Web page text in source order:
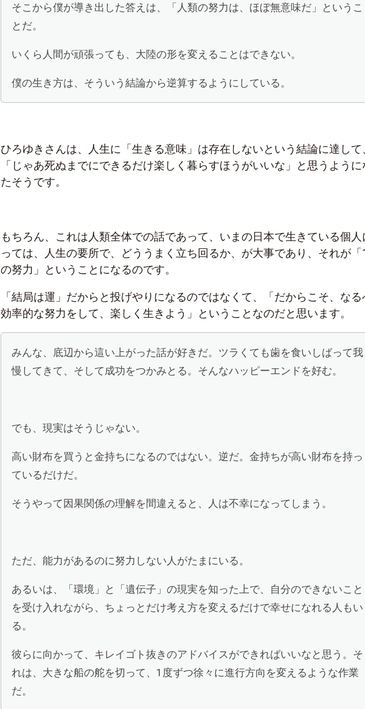
そこから僕が導き出した答えは、「人類の努力は、ほぼ無意味だ」というこ
とだ。
いくら人間が頑張っても、大陸の形を変えることはできない。
僕の生き方は、そういう結論から逆算するようにしている。
ひろゆきさんは、人生に「生きる意味」は存在しないという結論に達して
「じゃあ死ぬまでにできるだけ楽しく暮らすほうがいいな」と思うように
たそうです。
もちろん、これは人類全体での話であって、いまの日本で生きている個人
っては、人生の要所で、どううまく立ち回るか、が大事であり、それが「
の努力」ということになるのです。
「結局は運」だからと投げやりになるのではなくて、「だからこそ、なる
効率的な努力をして、楽しく生きよう」ということなのだと思います。
みんな、底辺から這い上がった話が好きだ。ツラくても歯を食いしばって我
慢してきて、そして成功をつかみとる。そんなハッピーエンドを好む。
でも、現実はそうじゃない。
高い財布を買うと金持ちになるのではない。逆だ。金持ちが高い財布を持っ
ているだけだ。
そうやって因果関係の理解を間違えると、人は不幸になってしまう。
ただ、能力があるのに努力しない人がたまにいる。
あるいは、「環境」と「遺伝子」の現実を知った上で、自分のできないこと
を受け入れながら、ちょっとだけ考え方を変えるだけで幸せになれる人もい
る。
彼らに向かって、キレイゴト抜きのアドバイスができればいいなと思う。そ
れは、大きな船の舵を切って、1度ずつ徐々に進行方向を変えるような作業
だ。